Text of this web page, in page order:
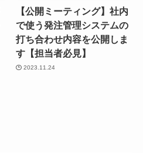
【公開ミーティング】社内
で使う発注管理システムの
打ち合わせ内容を公開しま
す【担当者必見】
2023.11.24